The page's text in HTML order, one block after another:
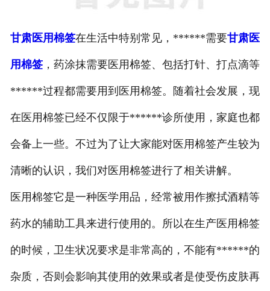
甘肃防护用品
甘肃其他卫材
甘肃新品推荐
甘肃医用棉签在生活中特别常见，******需要甘肃医
用棉签，药涂抹需要医用棉签、包括打针、打点滴等
******过程都需要用到医用棉签。随着社会发展，现
在医用棉签已经不仅限于******诊所使用，家庭也都
会备上一些。不过为了让大家能对医用棉签产生较为
清晰的认识，我们对医用棉签进行了相关讲解。
医用棉签它是一种医学用品，经常被用作擦拭酒精等
药水的辅助工具来进行使用的。所以在生产医用棉签
的时候，卫生状况要求是非常高的，不能有******的
杂质，否则会影响其使用的效果或者是使受伤皮肤再